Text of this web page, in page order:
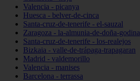
Valencia - picanya
Huesca - belver-de-cinca
Santa-cruz-de-tenerife - el-sauzal
Zaragoza - la-almunia-de-doña-godina
Santa-cruz-de-tenerife - los-realejos
Bizkaia - valle-de-trápaga-trapagaran
Madrid - valdemorillo
Valencia - manises
Barcelona - terrassa